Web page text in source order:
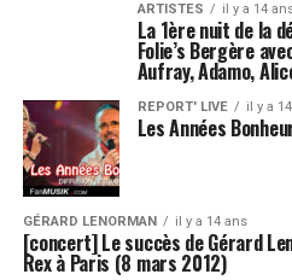
ARTISTES il y a 14
La 1ère nuit de la
Folie’s Bergère
Aufray, Adamo,
REPORT' LIVE il y a
Les Années
GÉRARD LENORMAN il y a 14 ans
[concert] Le succès de Gérard
Rex à Paris (8 mars 2012)